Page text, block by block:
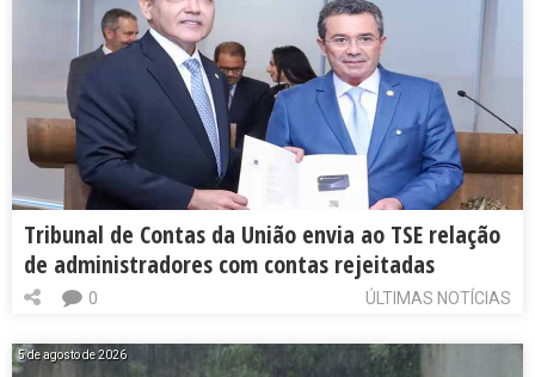
Tribunal de Contas da União envia ao TSE relação
de administradores com contas rejeitadas
ÚLTIMAS NOTÍCIAS
0
5 de agosto de 2026